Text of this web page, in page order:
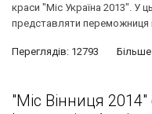
краси "Міс Україна 2013". У
представляти переможниця
Переглядів: 12793 Більше
"Міс Вінниця